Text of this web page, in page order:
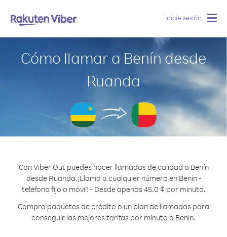
Inicie sesión
Cómo llamar a Benín desde
Ruanda
Con Viber Out puedes hacer llamadas de calidad a Benín
desde Ruanda.¡Llama a cualquier número en Benín -
teléfono fijo o móvil! - Desde apenas 45.0 ¢ por minuto.
Compra paquetes de crédito o un plan de llamadas para
conseguir las mejores tarifas por minuto a Benín.